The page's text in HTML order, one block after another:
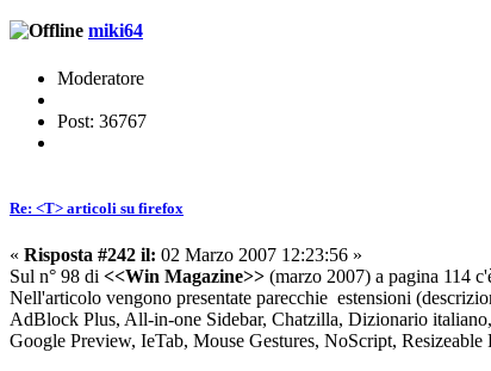
miki64
Moderatore
Post: 36767
Re: <T> articoli su firefox
« Risposta #242 il: 02 Marzo 2007 12:23:56 »
Sul n° 98 di <<Win Magazine>> (marzo 2007) a pagina 114
Nell'articolo vengono presentate parecchie estensioni
AdBlock Plus, All-in-one Sidebar, Chatzilla, Dizionario
Google Preview, IeTab, Mouse Gestures, NoScript,